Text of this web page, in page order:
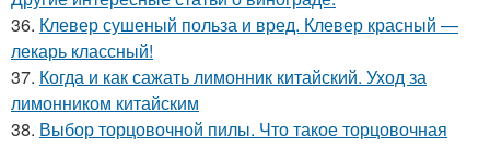
36. Клевер сушеный польза и вред. Клевер красный —
лекарь классный!
37. Когда и как сажать лимонник китайский. Уход за
лимонником китайским
38. Выбор торцовочной пилы. Что такое торцовочная